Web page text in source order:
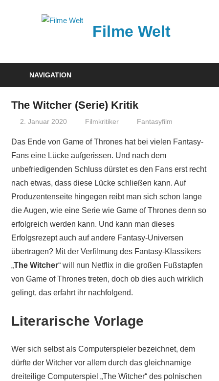
Filme Welt
aktuellen
Kinofilmen
NAVIGATION
The Witcher (Serie) Kritik
2. Januar 2020 Filmkritiker Fantasyfilm
Das Ende von Game of Thrones hat bei vielen Fantasy-
Fans eine Lücke aufgerissen. Und nach dem
unbefriedigenden Schluss dürstet es den Fans erst recht
nach etwas, dass diese Lücke schließen kann. Auf
Produzentenseite hingegen reibt man sich schon lange
die Augen, wie eine Serie wie Game of Thrones denn so
erfolgreich werden kann. Und kann man dieses
Erfolgsrezept auch auf andere Fantasy-Universen
übertragen? Mit der Verfilmung des Fantasy-Klassikers
„The Witcher“ will nun Netflix in die großen Fußstapfen
von Game of Thrones treten, doch ob dies auch wirklich
gelingt, das erfahrt ihr nachfolgend.
Literarische Vorlage
Wer sich selbst als Computerspieler bezeichnet, dem
dürfte der Witcher vor allem durch das gleichnamige
dreiteilige Computerspiel „The Witcher“ des polnischen